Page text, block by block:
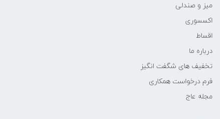
میز و صندلی
اکسسوری
اقساط
درباره ما
تخفیف های شگفت انگیز
فرم درخواست همکاری
مجله عاج